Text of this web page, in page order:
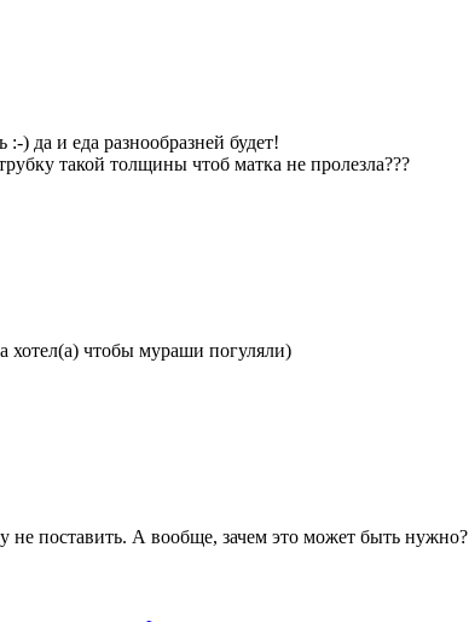
) да и еда разнообразней будет!
такой толщины чтоб матка не пролезла???
хотел(а) чтобы мураши погуляли)
не поставить. А вообще, зачем это может быть нужно?